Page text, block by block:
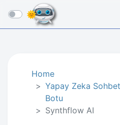
☰
Home
Yapay Zeka Sohbet
Botu
Synthflow AI